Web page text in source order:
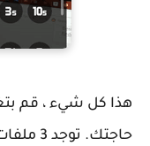
حاجتك. توجد 3 ملفات XML لإعدادات Google Camera.